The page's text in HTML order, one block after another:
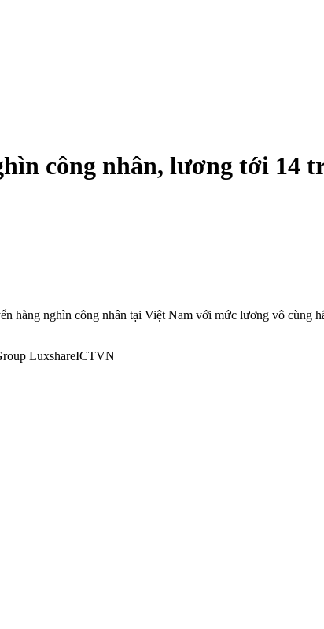
công nhân, lương tới 14
hàng nghìn công nhân tại Việt Nam với mức lương vô cùng
LuxshareICTVN